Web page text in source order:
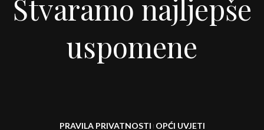
Stvaramo najljepše
uspomene
PRAVILA PRIVATNOSTI I OPĆI UVJETI